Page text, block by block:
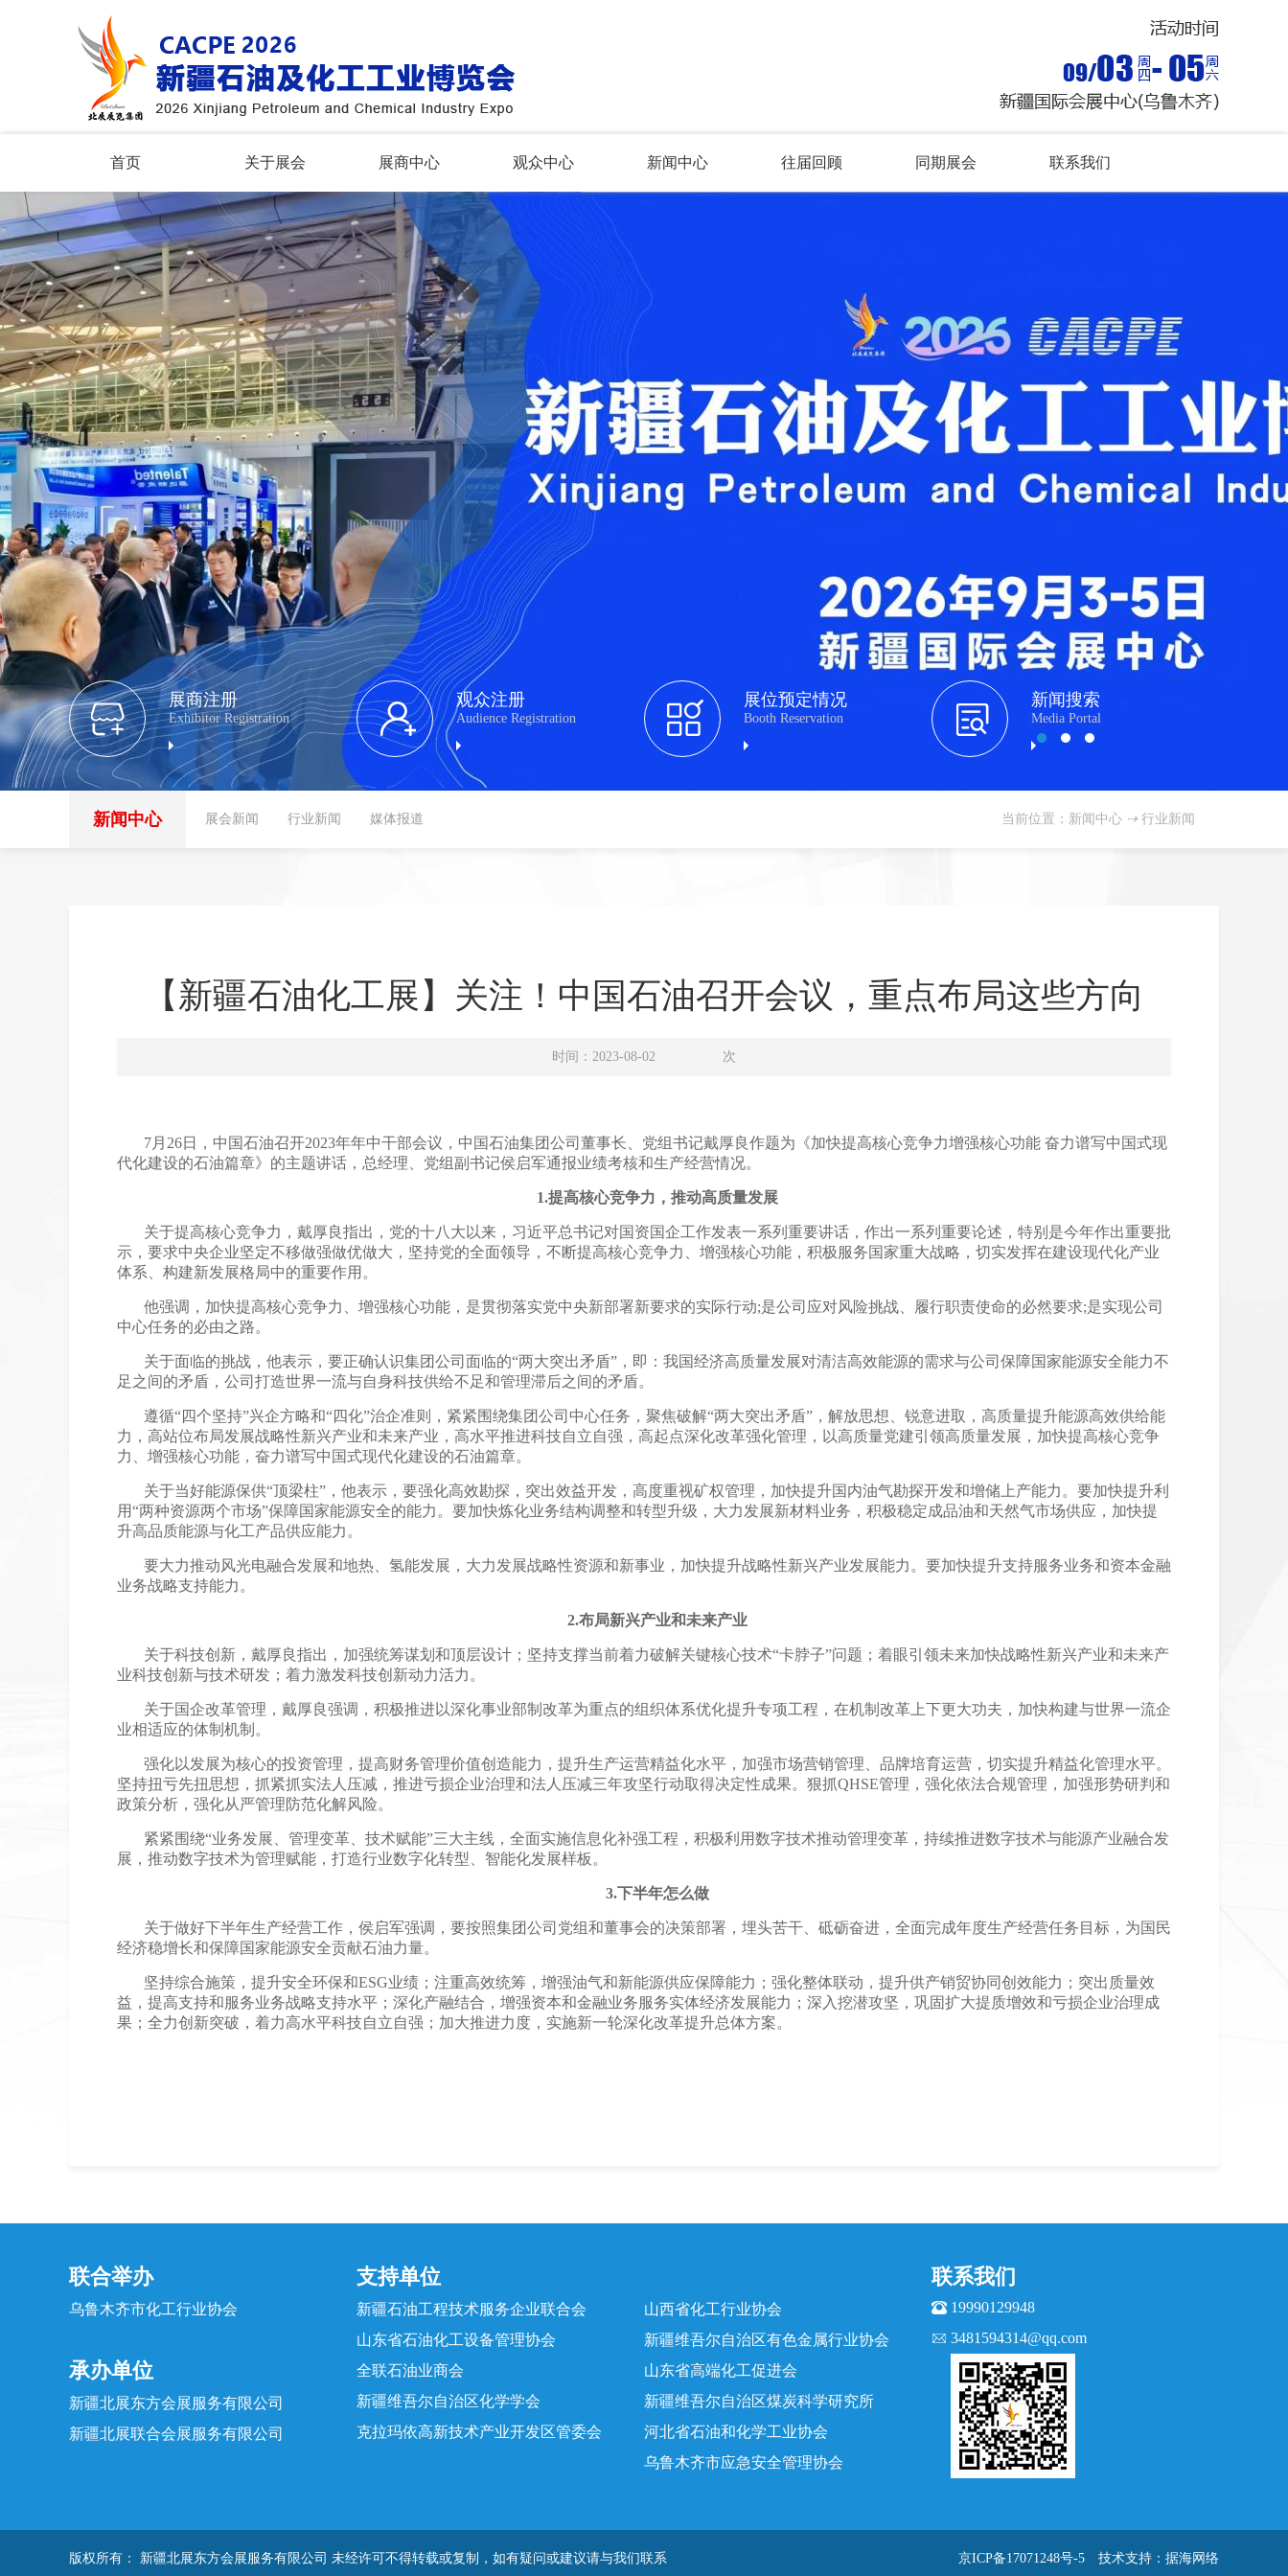
首页 关于展会 展商中心 观众中心 新闻中心 往届回顾 同期展会 联系我们
展商注册
Exhibitor Registration
观众注册
Audience Registration
展位预定情况
Booth Reservation
新闻搜索
Media Portal
新闻中心 展会新闻 行业新闻 媒体报道 当前位置：新闻中心 ⇢ 行业新闻
【新疆石油化工展】关注！中国石油召开会议，重点布局这些方向
时间：2023-08-02 次
7月26日，中国石油召开2023年年中干部会议，中国石油集团公司董事长、党组书记戴厚良作题为《加快提高核心竞争力增强核心功能 奋力谱写中国式现
代化建设的石油篇章》的主题讲话，总经理、党组副书记侯启军通报业绩考核和生产经营情况。
1.提高核心竞争力，推动高质量发展
关于提高核心竞争力，戴厚良指出，党的十八大以来，习近平总书记对国资国企工作发表一系列重要讲话，作出一系列重要论述，特别是今年作出重要批
示，要求中央企业坚定不移做强做优做大，坚持党的全面领导，不断提高核心竞争力、增强核心功能，积极服务国家重大战略，切实发挥在建设现代化产业
体系、构建新发展格局中的重要作用。
他强调，加快提高核心竞争力、增强核心功能，是贯彻落实党中央新部署新要求的实际行动;是公司应对风险挑战、履行职责使命的必然要求;是实现公司
中心任务的必由之路。
关于面临的挑战，他表示，要正确认识集团公司面临的“两大突出矛盾”，即：我国经济高质量发展对清洁高效能源的需求与公司保障国家能源安全能力不
足之间的矛盾，公司打造世界一流与自身科技供给不足和管理滞后之间的矛盾。
遵循“四个坚持”兴企方略和“四化”治企准则，紧紧围绕集团公司中心任务，聚焦破解“两大突出矛盾”，解放思想、锐意进取，高质量提升能源高效供给能
力，高站位布局发展战略性新兴产业和未来产业，高水平推进科技自立自强，高起点深化改革强化管理，以高质量党建引领高质量发展，加快提高核心竞争
力、增强核心功能，奋力谱写中国式现代化建设的石油篇章。
关于当好能源保供“顶梁柱”，他表示，要强化高效勘探，突出效益开发，高度重视矿权管理，加快提升国内油气勘探开发和增储上产能力。要加快提升利
用“两种资源两个市场”保障国家能源安全的能力。要加快炼化业务结构调整和转型升级，大力发展新材料业务，积极稳定成品油和天然气市场供应，加快提
升高品质能源与化工产品供应能力。
要大力推动风光电融合发展和地热、氢能发展，大力发展战略性资源和新事业，加快提升战略性新兴产业发展能力。要加快提升支持服务业务和资本金融
业务战略支持能力。
2.布局新兴产业和未来产业
关于科技创新，戴厚良指出，加强统筹谋划和顶层设计；坚持支撑当前着力破解关键核心技术“卡脖子”问题；着眼引领未来加快战略性新兴产业和未来产
业科技创新与技术研发；着力激发科技创新动力活力。
关于国企改革管理，戴厚良强调，积极推进以深化事业部制改革为重点的组织体系优化提升专项工程，在机制改革上下更大功夫，加快构建与世界一流企
业相适应的体制机制。
强化以发展为核心的投资管理，提高财务管理价值创造能力，提升生产运营精益化水平，加强市场营销管理、品牌培育运营，切实提升精益化管理水平。
坚持扭亏先扭思想，抓紧抓实法人压减，推进亏损企业治理和法人压减三年攻坚行动取得决定性成果。狠抓QHSE管理，强化依法合规管理，加强形势研判和
政策分析，强化从严管理防范化解风险。
紧紧围绕“业务发展、管理变革、技术赋能”三大主线，全面实施信息化补强工程，积极利用数字技术推动管理变革，持续推进数字技术与能源产业融合发
展，推动数字技术为管理赋能，打造行业数字化转型、智能化发展样板。
3.下半年怎么做
关于做好下半年生产经营工作，侯启军强调，要按照集团公司党组和董事会的决策部署，埋头苦干、砥砺奋进，全面完成年度生产经营任务目标，为国民
经济稳增长和保障国家能源安全贡献石油力量。
坚持综合施策，提升安全环保和ESG业绩；注重高效统筹，增强油气和新能源供应保障能力；强化整体联动，提升供产销贸协同创效能力；突出质量效
益，提高支持和服务业务战略支持水平；深化产融结合，增强资本和金融业务服务实体经济发展能力；深入挖潜攻坚，巩固扩大提质增效和亏损企业治理成
果；全力创新突破，着力高水平科技自立自强；加大推进力度，实施新一轮深化改革提升总体方案。
联合举办
乌鲁木齐市化工行业协会
承办单位
新疆北展东方会展服务有限公司
新疆北展联合会展服务有限公司
支持单位
新疆石油工程技术服务企业联合会
山东省石油化工设备管理协会
全联石油业商会
新疆维吾尔自治区化学学会
克拉玛依高新技术产业开发区管委会
山西省化工行业协会
新疆维吾尔自治区有色金属行业协会
山东省高端化工促进会
新疆维吾尔自治区煤炭科学研究所
河北省石油和化学工业协会
乌鲁木齐市应急安全管理协会
联系我们
19990129948
3481594314@qq.com
版权所有： 新疆北展东方会展服务有限公司 未经许可不得转载或复制，如有疑问或建议请与我们联系 京ICP备17071248号-5 技术支持：据海网络